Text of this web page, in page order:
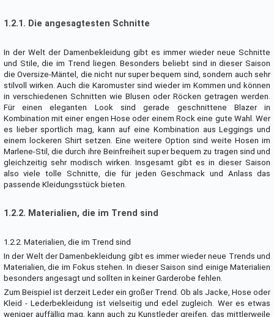
1.2.1. Die angesagtesten Schnitte
In der Welt der Damenbekleidung gibt es immer wieder neue Schnitte
und Stile, die im Trend liegen. Besonders beliebt sind in dieser Saison
die Oversize-Mäntel, die nicht nur super bequem sind, sondern auch sehr
stilvoll wirken. Auch die Karomuster sind wieder im Kommen und können
in verschiedenen Schnitten wie Blusen oder Röcken getragen werden.
Für einen eleganten Look sind gerade geschnittene Blazer in
Kombination mit einer engen Hose oder einem Rock eine gute Wahl. Wer
es lieber sportlich mag, kann auf eine Kombination aus Leggings und
einem lockeren Shirt setzen. Eine weitere Option sind weite Hosen im
Marlene-Stil, die durch ihre Beinfreiheit super bequem zu tragen sind und
gleichzeitig sehr modisch wirken. Insgesamt gibt es in dieser Saison
also viele tolle Schnitte, die für jeden Geschmack und Anlass das
passende Kleidungsstück bieten.
1.2.2. Materialien, die im Trend sind
1.2.2. Materialien, die im Trend sind
In der Welt der Damenbekleidung gibt es immer wieder neue Trends und
Materialien, die im Fokus stehen. In dieser Saison sind einige Materialien
besonders angesagt und sollten in keiner Garderobe fehlen.
Zum Beispiel ist derzeit Leder ein großer Trend. Ob als Jacke, Hose oder
Kleid - Lederbekleidung ist vielseitig und edel zugleich. Wer es etwas
weniger auffällig mag, kann auch zu Kunstleder greifen, das mittlerweile